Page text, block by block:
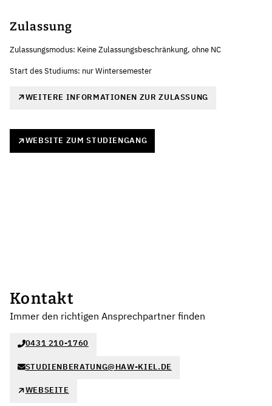
Zulassung
Zulassungsmodus: Keine Zulassungsbeschränkung, ohne NC
Start des Studiums: nur Wintersemester
WEITERE INFORMATIONEN ZUR ZULASSUNG
WEBSITE ZUM STUDIENGANG
Kontakt
Immer den richtigen Ansprechpartner finden
0431 210-1760
STUDIENBERATUNG@HAW-KIEL.DE
WEBSEITE